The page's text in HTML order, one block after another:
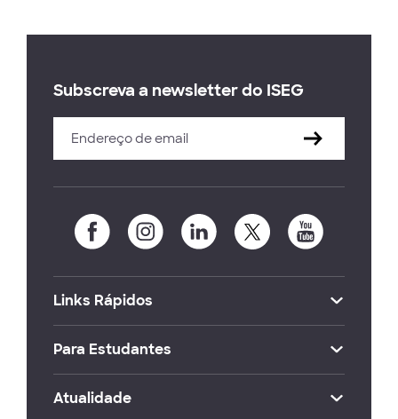
Subscreva a newsletter do ISEG
Links Rápidos
Para Estudantes
Atualidade